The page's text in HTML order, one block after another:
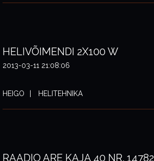
HELIVÕIMENDI 2X100 W
2013-03-11 21:08:06
HEIGO HELITEHNIKA
RAADIO ARE KAJA 40 NR. 14782